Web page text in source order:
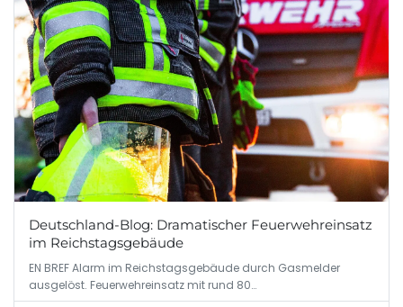
Deutschland-Blog: Dramatischer Feuerwehreinsatz
im Reichstagsgebäude
EN BREF Alarm im Reichstagsgebäude durch Gasmelder
ausgelöst. Feuerwehreinsatz mit rund 80…